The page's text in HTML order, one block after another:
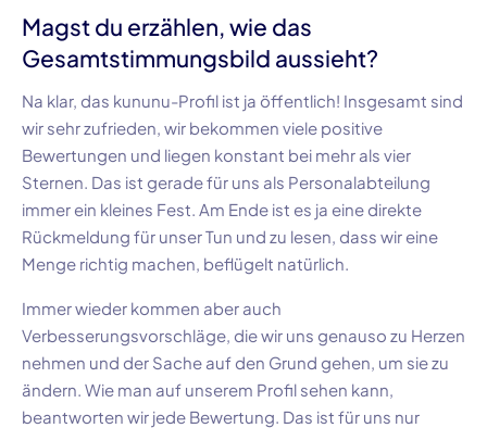
Magst du erzählen, wie das
Gesamtstimmungsbild aussieht?
Na klar, das kununu-Profil ist ja öffentlich! Insgesamt sind
wir sehr zufrieden, wir bekommen viele positive
Bewertungen und liegen konstant bei mehr als vier
Sternen. Das ist gerade für uns als Personalabteilung
immer ein kleines Fest. Am Ende ist es ja eine direkte
Rückmeldung für unser Tun und zu lesen, dass wir eine
Menge richtig machen, beflügelt natürlich.
Immer wieder kommen aber auch
Verbesserungsvorschläge, die wir uns genauso zu Herzen
nehmen und der Sache auf den Grund gehen, um sie zu
ändern. Wie man auf unserem Profil sehen kann,
beantworten wir jede Bewertung. Das ist für uns nur